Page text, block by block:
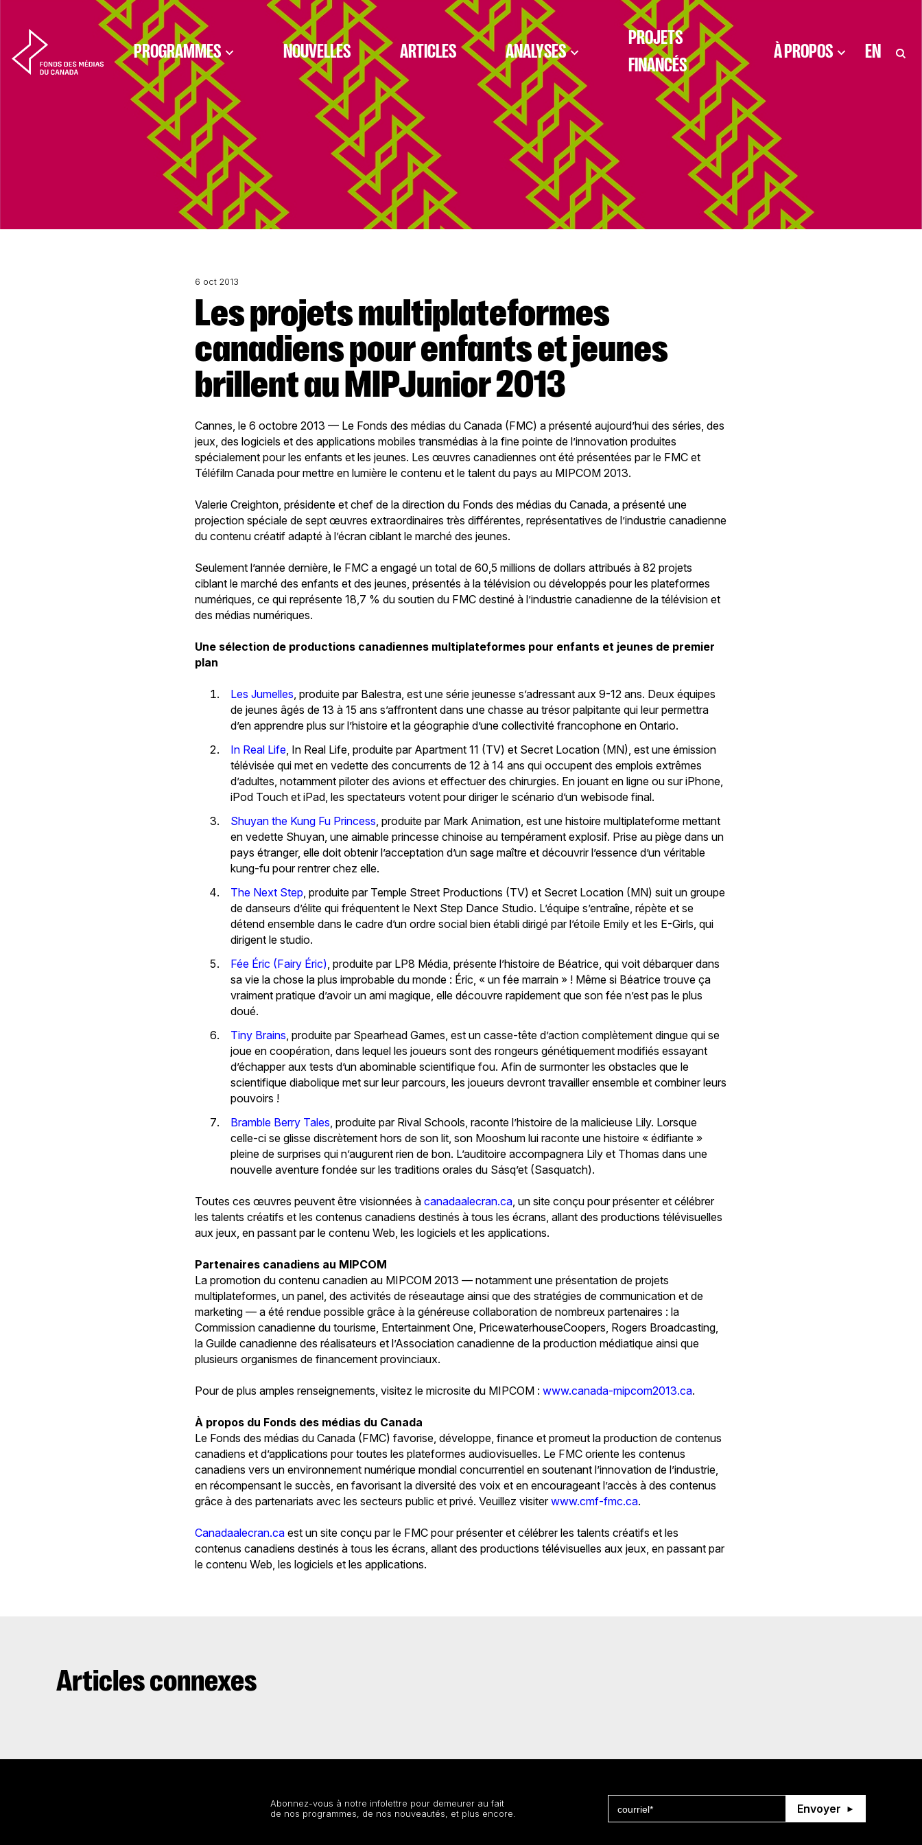
Aller au contenu
PROGRAMMES NOUVELLES ARTICLES ANALYSES
PROJETS
FINANCÉS
À PROPOS EN
6 oct 2013
Les projets multiplateformes
canadiens pour enfants et jeunes
brillent au MIPJunior 2013
Cannes, le 6 octobre 2013 — Le Fonds des médias du Canada (FMC) a présenté aujourd’hui des séries, des
jeux, des logiciels et des applications mobiles transmédias à la fine pointe de l’innovation produites
spécialement pour les enfants et les jeunes. Les œuvres canadiennes ont été présentées par le FMC et
Téléfilm Canada pour mettre en lumière le contenu et le talent du pays au MIPCOM 2013.
Valerie Creighton, présidente et chef de la direction du Fonds des médias du Canada, a présenté une
projection spéciale de sept œuvres extraordinaires très différentes, représentatives de l’industrie canadienne
du contenu créatif adapté à l’écran ciblant le marché des jeunes.
Seulement l’année dernière, le FMC a engagé un total de 60,5 millions de dollars attribués à 82 projets
ciblant le marché des enfants et des jeunes, présentés à la télévision ou développés pour les plateformes
numériques, ce qui représente 18,7 % du soutien du FMC destiné à l’industrie canadienne de la télévision et
des médias numériques.
Une sélection de productions canadiennes multiplateformes pour enfants et jeunes de premier
plan
Les Jumelles , produite par Balestra, est une série jeunesse s’adressant aux 9-12 ans. Deux équipes
de jeunes âgés de 13 à 15 ans s’affrontent dans une chasse au trésor palpitante qui leur permettra
d’en apprendre plus sur l’histoire et la géographie d’une collectivité francophone en Ontario.
In Real Life , In Real Life, produite par Apartment 11 (TV) et Secret Location (MN), est une émission
télévisée qui met en vedette des concurrents de 12 à 14 ans qui occupent des emplois extrêmes
d’adultes, notamment piloter des avions et effectuer des chirurgies. En jouant en ligne ou sur iPhone,
iPod Touch et iPad, les spectateurs votent pour diriger le scénario d’un webisode final.
Shuyan the Kung Fu Princess , produite par Mark Animation, est une histoire multiplateforme mettant
en vedette Shuyan, une aimable princesse chinoise au tempérament explosif. Prise au piège dans un
pays étranger, elle doit obtenir l’acceptation d’un sage maître et découvrir l’essence d’un véritable
kung-fu pour rentrer chez elle.
The Next Step , produite par Temple Street Productions (TV) et Secret Location (MN) suit un groupe
de danseurs d’élite qui fréquentent le Next Step Dance Studio. L’équipe s’entraîne, répète et se
détend ensemble dans le cadre d’un ordre social bien établi dirigé par l’étoile Emily et les E-Girls, qui
dirigent le studio.
Fée Éric (Fairy Éric) , produite par LP8 Média, présente l’histoire de Béatrice, qui voit débarquer dans
sa vie la chose la plus improbable du monde : Éric, « un fée marrain » ! Même si Béatrice trouve ça
vraiment pratique d’avoir un ami magique, elle découvre rapidement que son fée n’est pas le plus
doué.
Tiny Brains , produite par Spearhead Games, est un casse-tête d’action complètement dingue qui se
joue en coopération, dans lequel les joueurs sont des rongeurs génétiquement modifiés essayant
d’échapper aux tests d’un abominable scientifique fou. Afin de surmonter les obstacles que le
scientifique diabolique met sur leur parcours, les joueurs devront travailler ensemble et combiner leurs
pouvoirs !
Bramble Berry Tales , produite par Rival Schools, raconte l’histoire de la malicieuse Lily. Lorsque
celle-ci se glisse discrètement hors de son lit, son Mooshum lui raconte une histoire « édifiante »
pleine de surprises qui n’augurent rien de bon. L’auditoire accompagnera Lily et Thomas dans une
nouvelle aventure fondée sur les traditions orales du Sásq’et (Sasquatch).
Toutes ces œuvres peuvent être visionnées àcanadaalecran.ca , un site conçu pour présenter et célébrer
les talents créatifs et les contenus canadiens destinés à tous les écrans, allant des productions télévisuelles
aux jeux, en passant par le contenu Web, les logiciels et les applications.
Partenaires canadiens au MIPCOM
La promotion du contenu canadien au MIPCOM 2013 — notamment une présentation de projets
multiplateformes, un panel, des activités de réseautage ainsi que des stratégies de communication et de
marketing — a été rendue possible grâce à la généreuse collaboration de nombreux partenaires : la
Commission canadienne du tourisme, Entertainment One, PricewaterhouseCoopers, Rogers Broadcasting,
la Guilde canadienne des réalisateurs et l’Association canadienne de la production médiatique ainsi que
plusieurs organismes de financement provinciaux.
Pour de plus amples renseignements, visitez le microsite du MIPCOM :www.canada-mipcom2013.ca.
À propos du Fonds des médias du Canada
Le Fonds des médias du Canada (FMC) favorise, développe, finance et promeut la production de contenus
canadiens et d’applications pour toutes les plateformes audiovisuelles. Le FMC oriente les contenus
canadiens vers un environnement numérique mondial concurrentiel en soutenant l’innovation de l’industrie,
en récompensant le succès, en favorisant la diversité des voix et en encourageant l’accès à des contenus
grâce à des partenariats avec les secteurs public et privé. Veuillez visiterwww.cmf-fmc.ca.
Canadaalecran.ca est un site conçu par le FMC pour présenter et célébrer les talents créatifs et les
contenus canadiens destinés à tous les écrans, allant des productions télévisuelles aux jeux, en passant par
le contenu Web, les logiciels et les applications.
Articles connexes
Abonnez-vous à notre infolettre pour demeurer au fait
de nos programmes, de nos nouveautés, et plus encore.
Envoyer